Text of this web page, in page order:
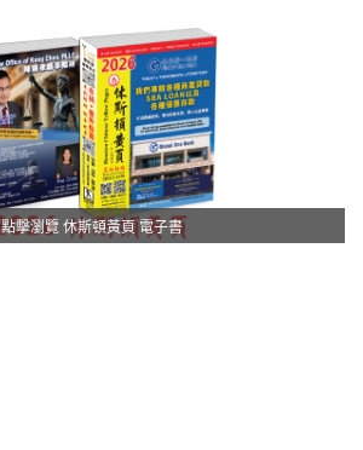
點擊瀏覽 休斯頓黃頁 電子書